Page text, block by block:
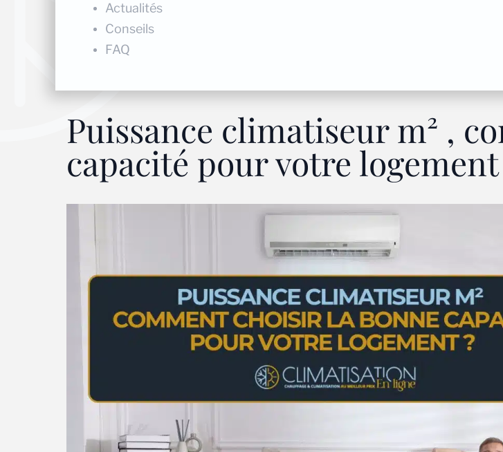
Puissance climatiseur m² ,
capacité pour votre logement
Actualités
Conseils
FAQ